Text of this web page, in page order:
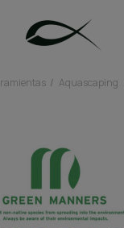
Aquascaping